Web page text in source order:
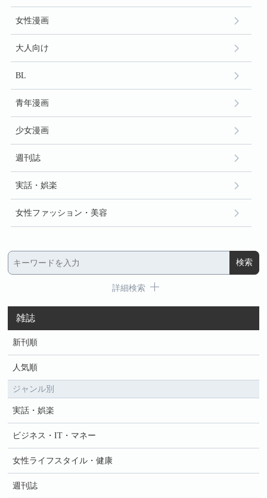
女性漫画
大人向け
BL
青年漫画
少女漫画
週刊誌
実話・娯楽
女性ファッション・美容
詳細検索
雑誌
新刊順
人気順
ジャンル別
実話・娯楽
ビジネス・IT・マネー
女性ライフスタイル・健康
週刊誌